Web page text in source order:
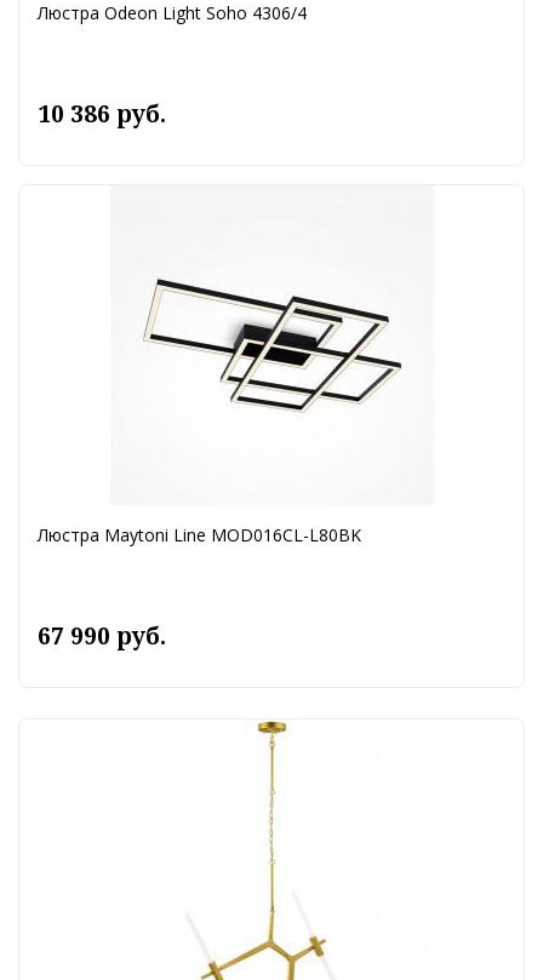
Люстра Odeon Light Soho 4306/4
10 386 руб.
Люстра Maytoni Line MOD016CL-L80BK
67 990 руб.